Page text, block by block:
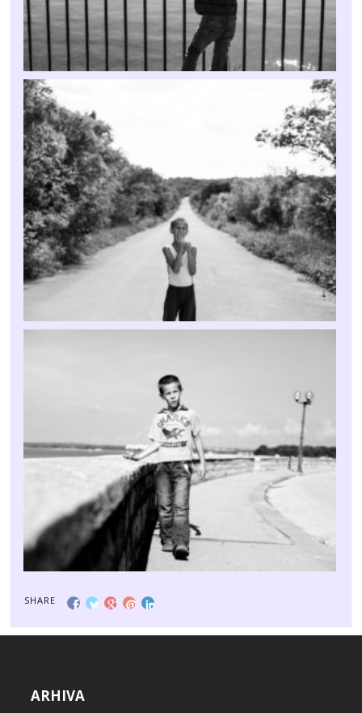
SHARE
ARHIVA